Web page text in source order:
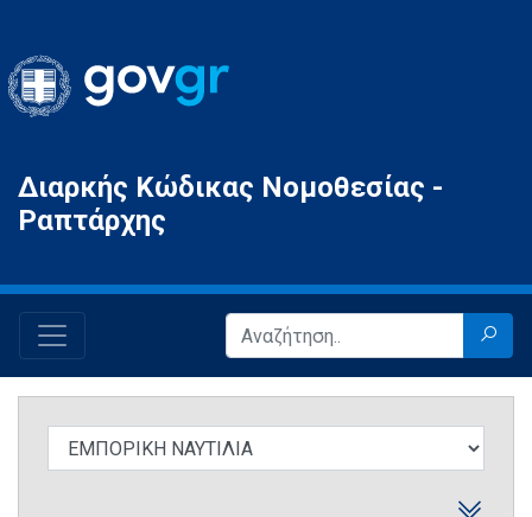
Gov.gr
Διαρκής Κώδικας Νομοθεσίας -
Ραπτάρχης